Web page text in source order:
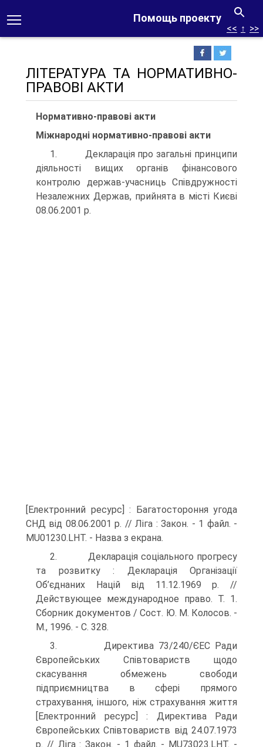
Помощь проекту
<< ↑ >>
ЛІТЕРАТУРА ТА НОРМАТИВНО-
ПРАВОВІ АКТИ
Нормативно-правові акти
Міжнародні нормативно-правові акти
1. Декларація про загальні принципи
діяльності вищих органів фінансового
контролю держав-учасниць Співдружності
Незалежних Держав, прийнята в місті Києві
08.06.2001 р.
[Елект­ронний ресурс] : Багатостороння угода
СНД від 08.06.2001 р. // Ліга : Закон. - 1 файл. -
MU01230.LHT. - Назва з екрана.
2. Декларація соціального прогресу
та розвитку : Декларація Організації
Об’єднаних Націй від 11.12.1969 р. //
Действующее международное право. Т. 1.
Сборник документов / Сост. Ю. М. Колосов. -
М., 1996. - С. 328.
3. Директива 73/240/ЄЕС Ради
Європейських Співтовариств щодо
скасування обмежень свободи
підприємництва в сфері прямого
страхування, іншого, ніж страхування життя
[Електронний ресурс] : Директива Ради
Європейських Співтовариств від 24.07.1973
р. // Ліга : Закон. - 1 файл. - MU73023.LHT. -